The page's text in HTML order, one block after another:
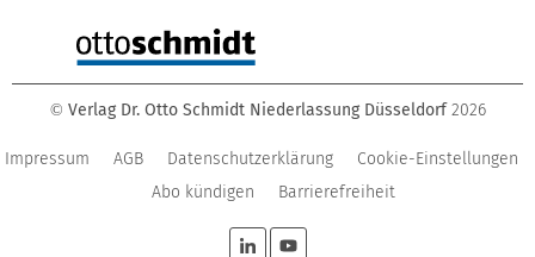
© Verlag Dr. Otto Schmidt Niederlassung Düsseldorf 2026
Impressum AGB Datenschutzerklärung
Cookie-Einstellungen
Abo kündigen
Barrierefreiheit